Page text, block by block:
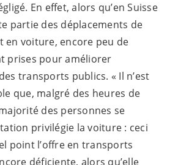
En effet, alors qu’en Suisse
partie des déplacements de
en voiture, encore peu de
prises pour améliorer
transports publics. « Il n’est
que, malgré des heures de
des personnes se
privilégie la voiture : ceci
point l’offre en transports
déficiente, alors qu’elle